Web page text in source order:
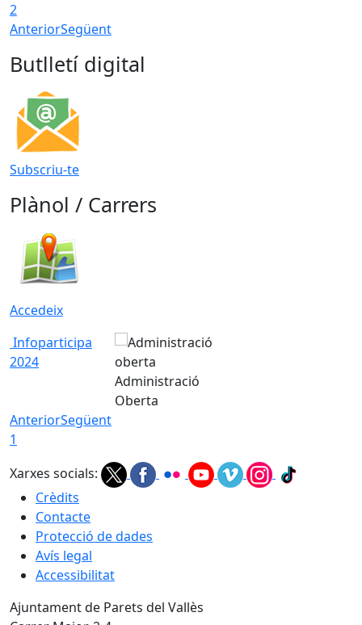
2
AnteriorSegüent
Butlletí digital
Subscriu-te
Plànol / Carrers
Accedeix
Infoparticipa
2024
Administració
Oberta
AnteriorSegüent
1
Xarxes socials:
Crèdits
Contacte
Protecció de dades
Avís legal
Accessibilitat
Ajuntament de Parets del Vallès